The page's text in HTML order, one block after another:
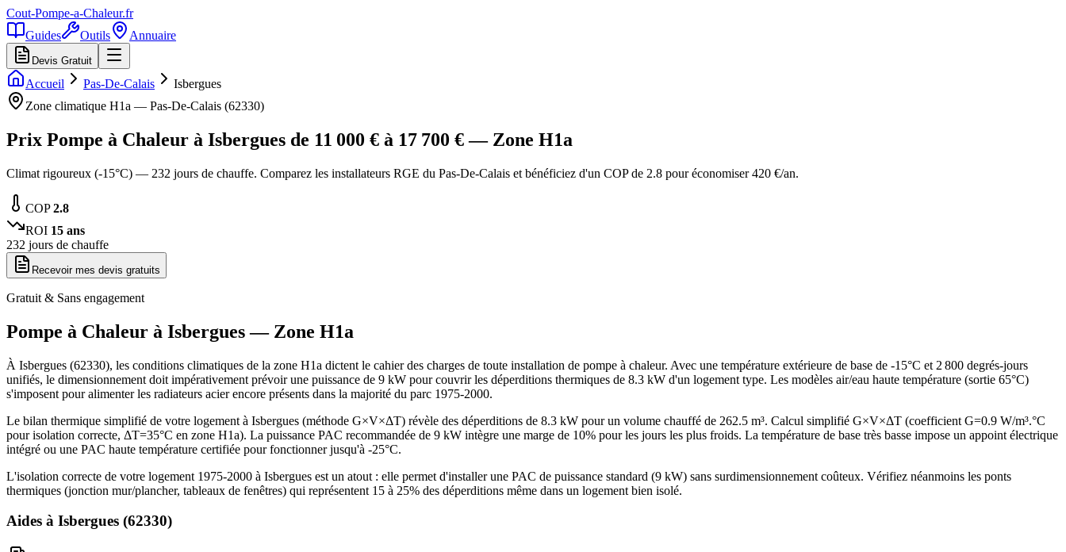
Cout-Pompe-a-Chaleur.fr
Guides
Outils Annuaire
Devis Gratuit
Accueil Pas-De-Calais
Isbergues
Zone climatique H1a — Pas-De-Calais (62330)
Prix Pompe à Chaleur à Isbergues de 11 000 € à 17 700 € — Zone H1a
Climat rigoureux (-15°C) — 232 jours de chauffe. Comparez les installateurs RGE du Pas-De-Calais et bénéficiez d'un COP de 2.8 pour économiser 420 €/an.
COP2.8
ROI 15 ans
232 jours de chauffe
Recevoir mes devis gratuits
Gratuit & Sans engagement
Pompe à Chaleur à Isbergues— Zone H1a
À Isbergues (62330), les conditions climatiques de la zone H1a dictent le cahier des charges de toute installation de pompe à chaleur. Avec une température extérieure de base de -15°C et 2 800 degrés-jours
unifiés, le dimensionnement doit impérativement prévoir une puissance de 9 kW pour couvrir les déperditions thermiques de 8.3 kW d'un logement type. Les modèles air/eau haute température (sortie 65°C)
s'imposent pour alimenter les radiateurs acier encore présents dans la majorité du parc 1975-2000.
Le bilan thermique simplifié de votre logement à Isbergues (méthode G×V×ΔT) révèle des déperditions de 8.3 kW pour un volume chauffé de 262.5 m³. Calcul simplifié G×V×ΔT (coefficient G=0.9 W/m³.°C
pour isolation correcte, ΔT=35°C en zone H1a). La puissance PAC recommandée de 9 kW intègre une marge de 10% pour les jours les plus froids. La température de base très basse impose un appoint électrique
intégré ou une PAC haute température certifiée pour fonctionner jusqu'à -25°C.
L'isolation correcte de votre logement 1975-2000 à Isbergues est un atout : elle permet d'installer une PAC de puissance standard (9 kW) sans surdimensionnement coûteux. Vérifiez néanmoins les ponts
thermiques (jonction mur/plancher, tableaux de fenêtres) qui représentent 15 à 25% des déperditions même dans un logement bien isolé.
Aides à Isbergues (62330)